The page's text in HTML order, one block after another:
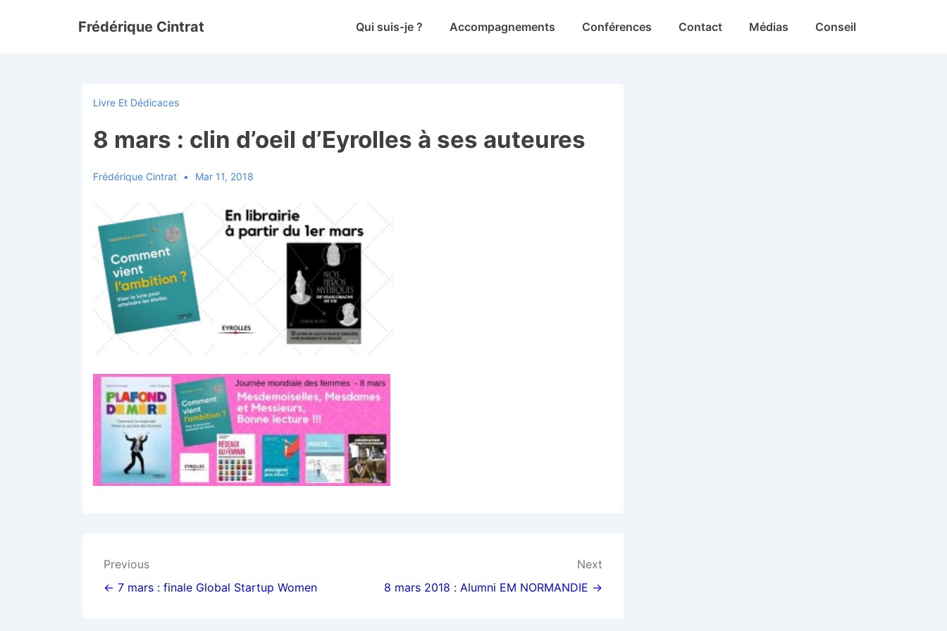
Frédérique Cintrat
MainQui suis-je ? Accompagnements Conférences Contact Médias Conseil
Livre Et Dédicaces
8 mars : clin d’oeil d’Eyrolles à ses auteures
Frédérique Cintrat Mar 11, 2018
Navigation
de
Previous
← 7 mars : finale Global Startup Women
Next
8 mars 2018 : Alumni EM NORMANDIE →